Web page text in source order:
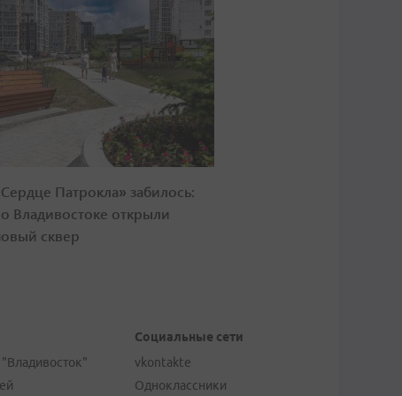
Патрокла» забилось:
Владивостоке открыли
сквер
Социальные сети
vkontakte
Одноклассники